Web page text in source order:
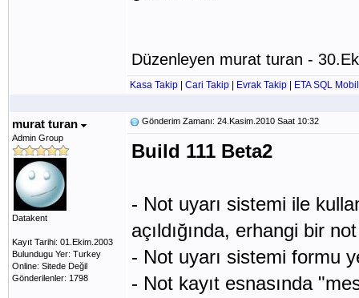
Düzenleyen murat turan -
Kasa Takip Cari Takip Evrak Takip ETA SQL Mobil
murat turan
Admin Group
Datakent
Kayıt Tarihi: 01.Ekim.2003
Bulundugu Yer: Turkey
Online: Sitede Değil
Gönderilenler: 1798
Gönderim Zamanı: 24.Kasim.2010 Saat 10:32
Build 111 Beta2
- Not uyarı sistemi ile
açıldığında, erhangi bir
- Not uyarı sistemi formu
- Not kayıt esnasında